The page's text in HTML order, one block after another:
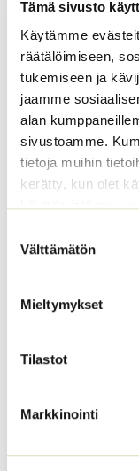
Tämä sivusto
Käytämme
räätälöimiseen,
tukemiseen ja
jaamme
alan
sivustoamme.
tietoja muihin
kerätty, kun olet
käyttämistämme
valinta
Välttämätön
Mieltymykset
Tilastot
Markkinointi
pakkauskokoja
saatavilla
2,50€ – 25,00€
-
arvonlisäveron
Amppelitomaatti
4,70€